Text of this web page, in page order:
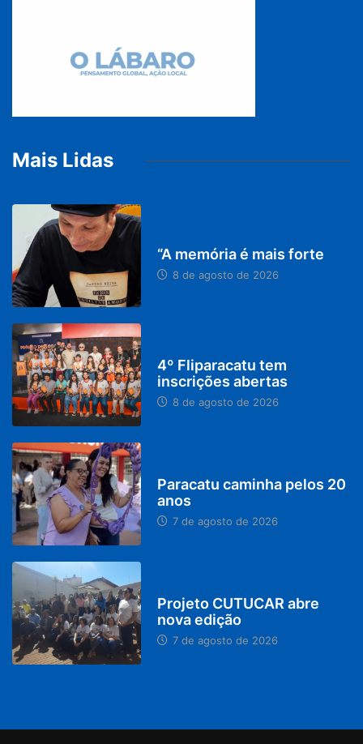
Mais Lidas
“A memória é mais forte
8 de agosto de 2026
4º Fliparacatu tem
inscrições abertas
8 de agosto de 2026
Paracatu caminha pelos 20
anos
7 de agosto de 2026
Projeto CUTUCAR abre
nova edição
7 de agosto de 2026